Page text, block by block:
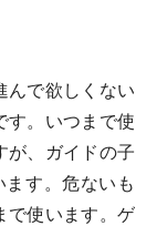
んで欲しくない
す。いつまで使
が、ガイドの子
す。危ないも
で使います。ゲ